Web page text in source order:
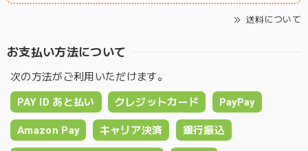
送料について
お支払い方法について
次の方法がご利用いただけます。
PAY ID あと払い クレジットカード PayPay
Amazon Pay キャリア決済 銀行振込